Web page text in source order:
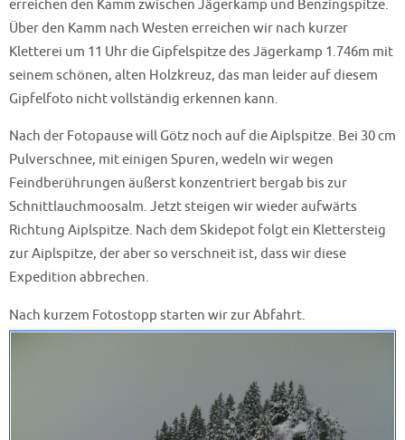
erreichen den Kamm zwischen Jägerkamp und Benzingspitze.
Über den Kamm nach Westen erreichen wir nach kurzer
Kletterei um 11 Uhr die Gipfelspitze des Jägerkamp 1.746m mit
seinem schönen, alten Holzkreuz, das man leider auf diesem
Gipfelfoto nicht vollständig erkennen kann.
Nach der Fotopause will Götz noch auf die Aiplspitze. Bei 30 cm
Pulverschnee, mit einigen Spuren, wedeln wir wegen
Feindberührungen äußerst konzentriert bergab bis zur
Schnittlauchmoosalm. Jetzt steigen wir wieder aufwärts
Richtung Aiplspitze. Nach dem Skidepot folgt ein Klettersteig
zur Aiplspitze, der aber so verschneit ist, dass wir diese
Expedition abbrechen.
Nach kurzem Fotostopp starten wir zur Abfahrt.